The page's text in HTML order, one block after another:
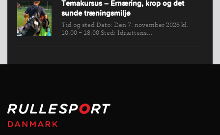
Temakursus – Ernæring, krop og det
sunde træningsmiljø
Tid og sted Dato: Den 7. november 2026 kl.
10.00 - 18.00 Sted: Idrættens...